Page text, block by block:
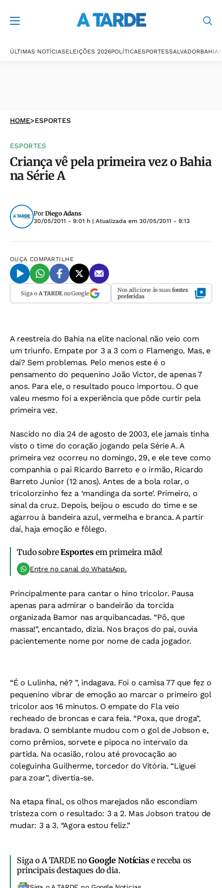
ÚLTIMAS NOTÍCIASELEIÇÕES 2026POLÍTICAESPORTESSALVADORBAHIA
HOME>ESPORTES
ESPORTES
Criança vê pela primeira vez o Bahia
na Série A
Por Diego Adans
30/05/2011 - 9:01 h | Atualizada em 30/05/2011 - 9:13
OUÇA COMPARTILHE
Siga o A TARDEno Google Nos adicione às suas fontes
preferidas
A reestreia do Bahia na elite nacional não veio com
um triunfo. Empate por 3 a 3 com o Flamengo. Mas, e
daí? Sem problemas. Pelo menos este é o
pensamento do pequenino João Victor, de apenas 7
anos. Para ele, o resultado pouco importou. O que
valeu mesmo foi a experiência que pôde curtir pela
primeira vez.
Nascido no dia 24 de agosto de 2003, ele jamais tinha
visto o time do coração jogando pela Série A. A
primeira vez ocorreu no domingo, 29, e ele teve como
companhia o pai Ricardo Barreto e o irmão, Ricardo
Barreto Junior (12 anos). Antes de a bola rolar, o
tricolorzinho fez a ‘mandinga da sorte’. Primeiro, o
sinal da cruz. Depois, beijou o escudo do time e se
agarrou à bandeira azul, vermelha e branca. A partir
daí, haja emoção e fôlego.
Tudo sobreEsportesem primeira mão!
Entre no canal do WhatsApp.
Principalmente para cantar o hino tricolor. Pausa
apenas para admirar o bandeirão da torcida
organizada Bamor nas arquibancadas. “Pô, que
massa!”, encantado, dizia. Nos braços do pai, ouvia
pacientemente nome por nome de cada jogador.
“É o Lulinha, né? ”, indagava. Foi o camisa 77 que fez o
pequenino vibrar de emoção ao marcar o primeiro gol
tricolor aos 16 minutos. O empate do Fla veio
recheado de broncas e cara feia. “Poxa, que droga”,
bradava. O semblante mudou com o gol de Jobson e,
como prêmios, sorvete e pipoca no intervalo da
partida. Na ocasião, rolou até provocação ao
coleguinha Guilherme, torcedor do Vitória. “Liguei
para zoar”, divertia-se.
Na etapa final, os olhos marejados não escondiam
tristeza com o resultado: 3 a 2. Mas Jobson tratou de
mudar: 3 a 3. “Agora estou feliz.”
Siga o A TARDE noGoogle Notíciase receba os
principais destaques do dia.